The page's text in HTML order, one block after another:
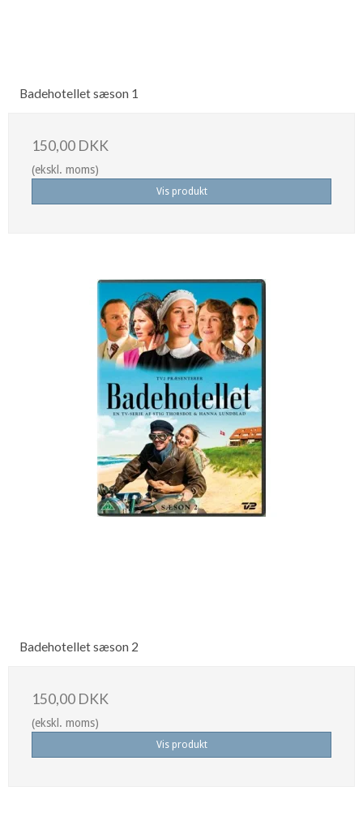
Badehotellet sæson 1
150,00 DKK
(ekskl. moms)
Vis produkt
Badehotellet sæson 2
150,00 DKK
(ekskl. moms)
Vis produkt